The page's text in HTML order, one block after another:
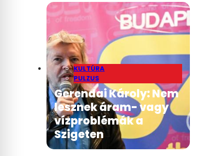
KULTÚRA
PULZUS
Gerendai Károly: Nem
lesznek áram- vagy
vízproblémák a
Szigeten